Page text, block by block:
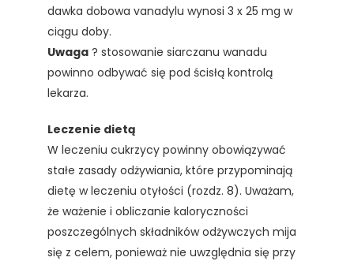
dawka dobowa vanadylu wynosi 3 x 25 mg w
ciągu doby.
Uwaga? stosowanie siarczanu wanadu
powinno odbywać się pod ścisłą kontrolą
lekarza.
Leczenie dietą
W leczeniu cukrzycy powinny obowiązywać
stałe zasady odżywiania, które przypominają
dietę w leczeniu otyłości (rozdz. 8). Uważam,
że ważenie i obliczanie kaloryczności
poszczególnych składników odżywczych mija
się z celem, ponieważ nie uwzględnia się przy